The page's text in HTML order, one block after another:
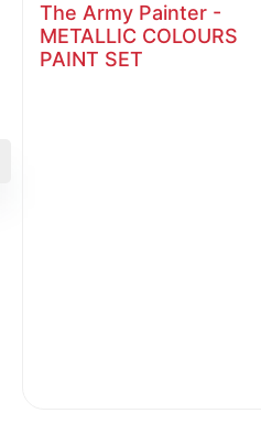
The Army Painter -
METALLIC COLOURS
PAINT SET